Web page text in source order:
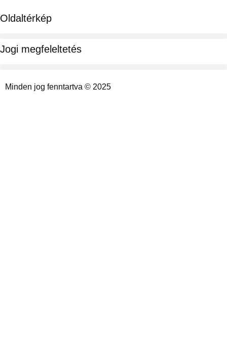
Oldaltérkép
Jogi megfeleltetés
Minden jog fenntartva © 2025